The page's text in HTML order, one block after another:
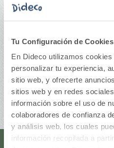
Tu Configuración de Cookies
En Dideco utilizamos
personalizar tu experiencia,
sitio web, y ofrecerte
sitios web y en redes
información sobre el uso de
colaboradores de confianza
y análisis web, los cuales
información recopilada a
Peter Pan
15,50€
Comprar